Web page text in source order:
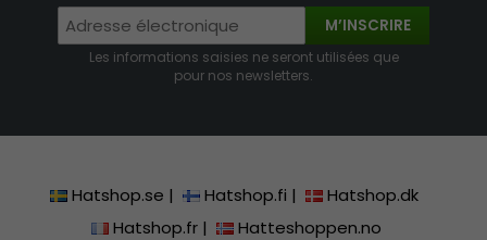
M’INSCRIRE
Les informations saisies ne seront utilisées que
pour nos newsletters.
Hatshop.se | Hatshop.fi |
Hatshop.dk
Hatshop.fr|
Hatteshoppen.no